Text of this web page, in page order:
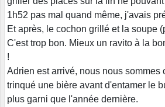
1h52 pas mal quand même, j'avais
Et après, le cochon grillé et la soupe
C'est trop bon. Mieux un ravito à la
!
Adrien est arrivé, nous nous sommes
trinqué une bière avant d'entamer le
plus garni que l'année dernière.